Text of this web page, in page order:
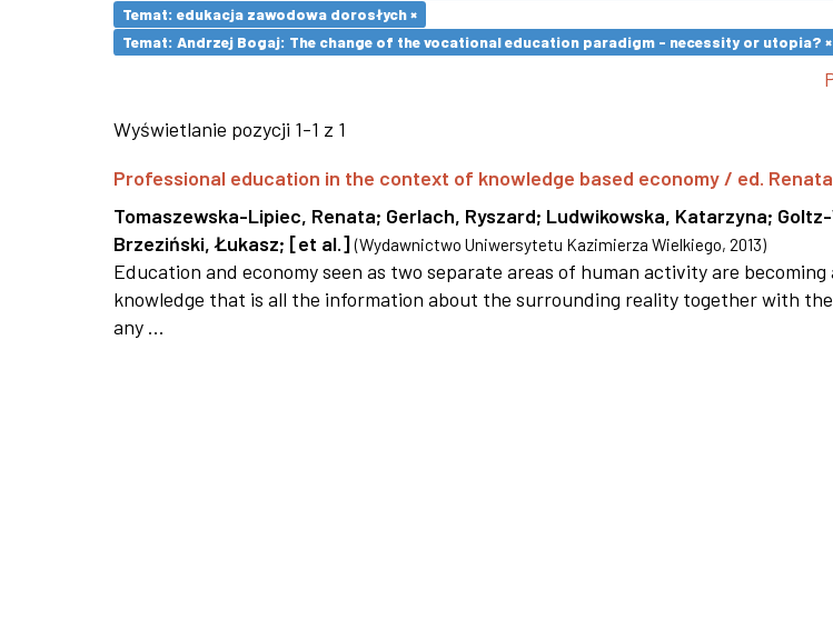
Temat: edukacja zawodowa dorosłych ×
Temat: Andrzej Bogaj: The change of the vocational education paradigm - necessity or utopia? ×
Wyświetlanie pozycji 1-1 z 1
Professional education in the context of knowledge based economy / ed.
Tomaszewska-Lipiec, Renata; Gerlach, Ryszard; Ludwikowska, Katarzyna;
Brzeziński, Łukasz; [et al.] (Wydawnictwo Uniwersytetu Kazimierza Wielkiego, 2013)
Education and economy seen as two separate areas of human activity are
knowledge that is all the information about the surrounding reality together with
any ...